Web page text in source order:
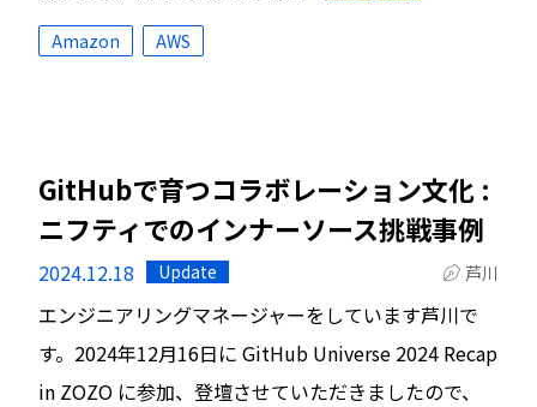
Amazon AWS
GitHubで育つコラボレーション文化 :
ニフティでのインナーソース挑戦事例
2024.12.18 Update 芦川
エンジニアリングマネージャーをしています芦川で
す。2024年12月16日に GitHub Universe 2024 Recap
in ZOZO に参加、登壇させていただきましたので、